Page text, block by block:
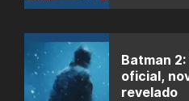
Batman
oficial,
revelado